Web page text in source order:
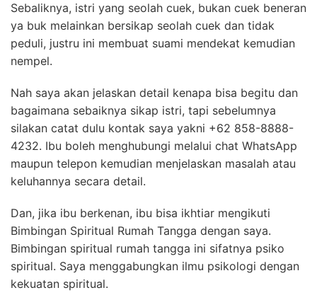
Sebaliknya, istri yang seolah cuek, bukan cuek beneran
ya buk melainkan bersikap seolah cuek dan tidak
peduli, justru ini membuat suami mendekat kemudian
nempel.
Nah saya akan jelaskan detail kenapa bisa begitu dan
bagaimana sebaiknya sikap istri, tapi sebelumnya
silakan catat dulu kontak saya yakni +62 858-8888-
4232. Ibu boleh menghubungi melalui chat WhatsApp
maupun telepon kemudian menjelaskan masalah atau
keluhannya secara detail.
Dan, jika ibu berkenan, ibu bisa ikhtiar mengikuti
Bimbingan Spiritual Rumah Tangga dengan saya.
Bimbingan spiritual rumah tangga ini sifatnya psiko
spiritual. Saya menggabungkan ilmu psikologi dengan
kekuatan spiritual.